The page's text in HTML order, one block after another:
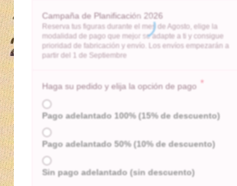
Campaña de Planificación 2026
Reserva tus figuras durante el mes de Agosto, elige la
modalidad de pago que mejor se adapte a ti y consigue
prioridad de fabricación y envío. Los envíos empezarán a
partir del 1 de Septiembre
Haga su pedido y elija la opción de pago *
Pago adelantado 100% (15% de descuento)
Pago adelantado 50% (10% de descuento)
Sin pago adelantado (sin descuento)